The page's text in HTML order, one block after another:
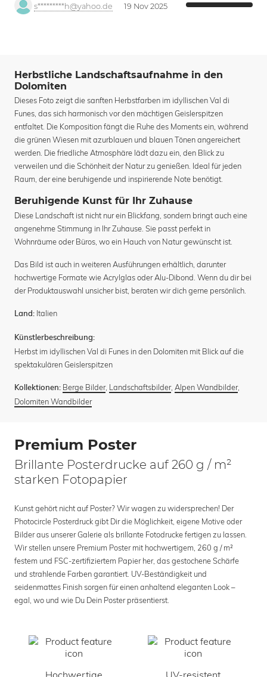
s*********h@yahoo.de 19 Nov 2025
Herbstliche Landschaftsaufnahme in den
Dolomiten
Dieses Foto zeigt die sanften Herbstfarben im idyllischen Val di
Funes, das sich harmonisch vor den mächtigen Geislerspitzen
entfaltet. Die Komposition fängt die Ruhe des Moments ein, während
die grünen Wiesen mit azurblauen und blauen Tönen angereichert
werden. Die friedliche Atmosphäre lädt dazu ein, den Blick zu
verweilen und die Schönheit der Natur zu genießen. Ideal für jeden
Raum, der eine beruhigende und inspirierende Note benötigt.
Beruhigende Kunst für Ihr Zuhause
Diese Landschaft ist nicht nur ein Blickfang, sondern bringt auch eine
angenehme Stimmung in Ihr Zuhause. Sie passt perfekt in
Wohnräume oder Büros, wo ein Hauch von Natur gewünscht ist.
Das Bild ist auch in weiteren Ausführungen erhältlich, darunter
hochwertige Formate wie Acrylglas oder Alu-Dibond. Wenn du dir bei
der Produktauswahl unsicher bist, beraten wir dich gerne persönlich.
Land: Italien
Künstlerbeschreibung:
Herbst im idyllischen Val di Funes in den Dolomiten mit Blick auf die
spektakulären Geislerspitzen
Kollektionen: Berge Bilder, Landschaftsbilder, Alpen Wandbilder,
Dolomiten Wandbilder
Premium Poster
Brillante Posterdrucke auf 260 g / m²
starken Fotopapier
Kunst gehört nicht auf Poster? Wir wagen zu widersprechen! Der
Photocircle Posterdruck gibt Dir die Möglichkeit, eigene Motive oder
Bilder aus unserer Galerie als brillante Fotodrucke fertigen zu lassen.
Wir stellen unsere Premium Poster mit hochwertigem, 260 g / m²
festem und FSC-zertifiziertem Papier her, das gestochene Schärfe
und strahlende Farben garantiert. UV-Beständigkeit und
seidenmattes Finish sorgen für einen anhaltend eleganten Look –
egal, wo und wie Du Dein Poster präsentierst.
Hochwertige UV-resistent